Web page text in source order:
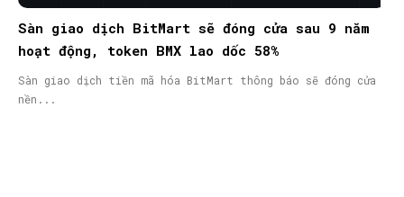
Sàn giao dịch BitMart sẽ đóng cửa sau 9 năm
hoạt động, token BMX lao dốc 58%
Sàn giao dịch tiền mã hóa BitMart thông báo sẽ đóng cửa
nền...